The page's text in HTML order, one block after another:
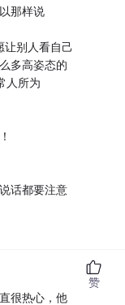
那样说
让别人看自己
多高姿态的
人所为
话都要注意
很热心，他
赞